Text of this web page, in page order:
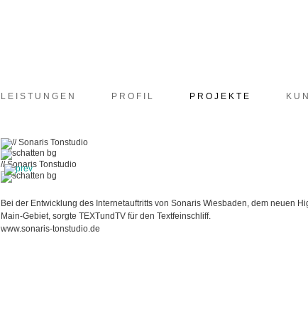
LEISTUNGEN PROFIL PROJEKTE
// Sonaris Tonstudio
Bei der Entwicklung des Internetauftritts von Sonaris Wiesbaden, dem neuen
Main-Gebiet, sorgte TEXTundTV für den Textfeinschliff.
www.sonaris-tonstudio.de